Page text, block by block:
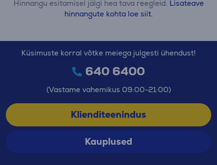
Hinnangu esitamisel jälgi hea tava reegleid. Lisateave
hinnangute kohta loe siit.
Küsimuste korral võtke meiega julgesti ühendust!
640 6400
(Vastame vahemikus 09:00-21:00)
Klienditeenindus
Kauplused